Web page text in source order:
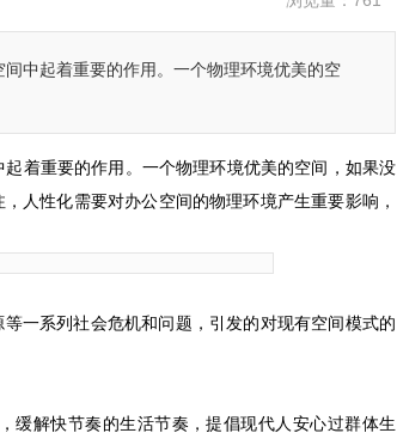
中起着重要的作用。一个物理环境优美的空
着重要的作用。一个物理环境优美的空间，如果没
人性化需要对办公空间的物理环境产生重要影响，
一系列社会危机和问题，引发的对现有空间模式的
缓解快节奏的生活节奏，提倡现代人安心过群体生